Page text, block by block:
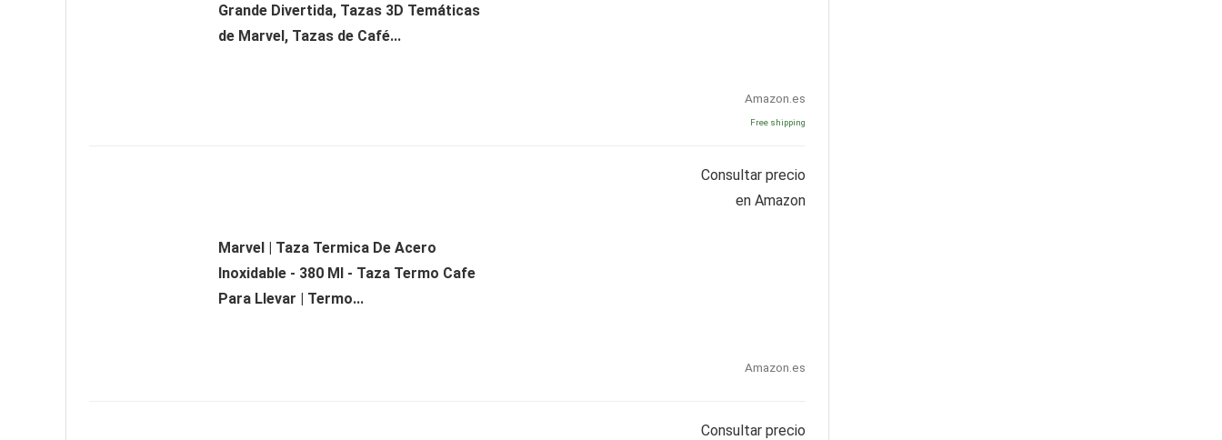
Grande Divertida, Tazas 3D Temáticas
de Marvel, Tazas de Café...
Amazon.es
Free shipping
Marvel | Taza Termica De Acero
Inoxidable - 380 Ml - Taza Termo Cafe
Para Llevar | Termo...
Consultar precio
en Amazon
Amazon.es
Consultar precio